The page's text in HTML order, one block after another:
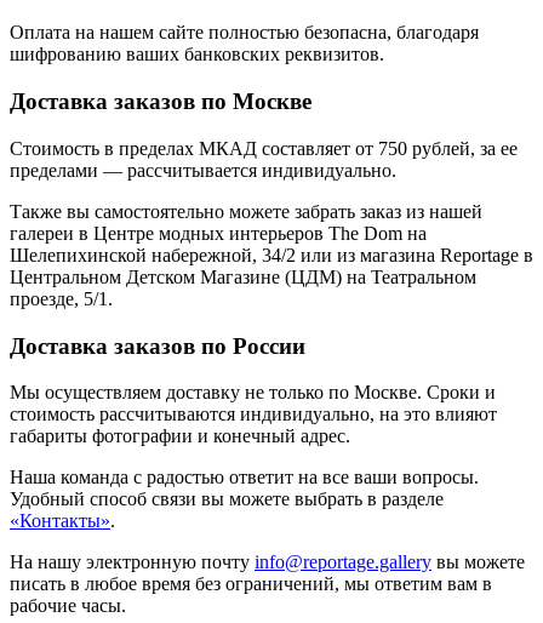
Оплата на нашем сайте полностью безопасна, благодаря
шифрованию ваших банковских реквизитов.
Доставка заказов по Москве
Стоимость в пределах МКАД составляет от 750 рублей, за ее
пределами — рассчитывается индивидуально.
Также вы самостоятельно можете забрать заказ из нашей
галереи в Центре модных интерьеров The Dom на
Шелепихинской набережной, 34/2 или из магазина Reportage в
Центральном Детском Магазине (ЦДМ) на Театральном
проезде, 5/1.
Доставка заказов по России
Мы осуществляем доставку не только по Москве. Сроки и
стоимость рассчитываются индивидуально, на это влияют
габариты фотографии и конечный адрес.
Наша команда с радостью ответит на все ваши вопросы.
Удобный способ связи вы можете выбрать в разделе
«Контакты».
На нашу электронную почту info@reportage.gallery вы можете
писать в любое время без ограничений, мы ответим вам в
рабочие часы.